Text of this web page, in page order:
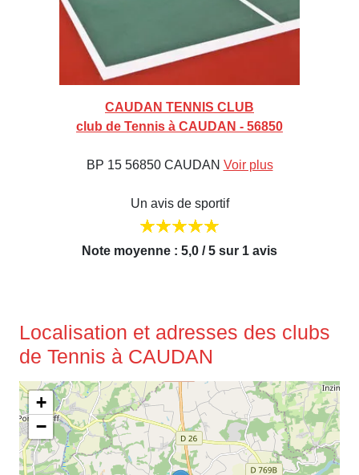
CAUDAN TENNIS CLUB
club de Tennis à CAUDAN - 56850
BP 15 56850 CAUDAN Voir plus
Un avis de sportif
Note moyenne : 5,0 / 5 sur 1 avis
Localisation et adresses des clubs
de Tennis à CAUDAN
+
−